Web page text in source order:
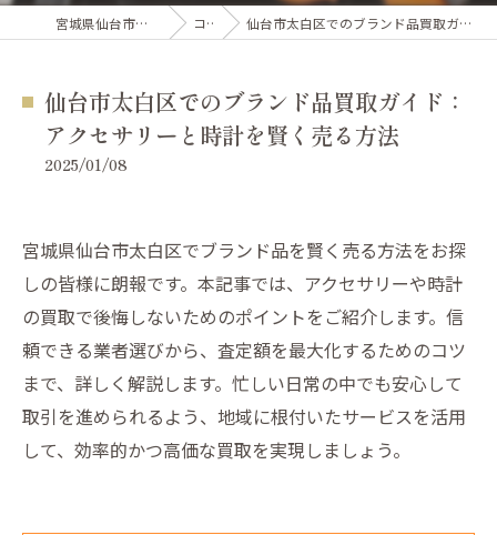
宮城県仙台市の出張買取なら鑑定堂 コラム 仙台市太白区でのブランド品買取ガイド：アクセサリーと時計を賢く売る方法
仙台市太白区でのブランド品買取ガイド：
アクセサリーと時計を賢く売る方法
2025/01/08
宮城県仙台市太白区でブランド品を賢く売る方法をお探
しの皆様に朗報です。本記事では、アクセサリーや時計
の買取で後悔しないためのポイントをご紹介します。信
頼できる業者選びから、査定額を最大化するためのコツ
まで、詳しく解説します。忙しい日常の中でも安心して
取引を進められるよう、地域に根付いたサービスを活用
して、効率的かつ高価な買取を実現しましょう。